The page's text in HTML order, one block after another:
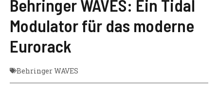
Behringer WAVES: Ein Tidal
Modulator für das moderne
Eurorack
Behringer WAVES